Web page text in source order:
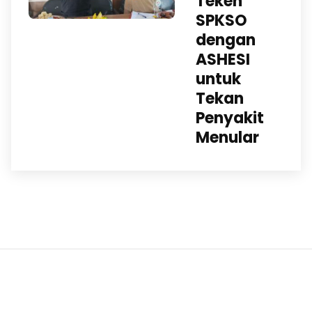
SPKSO
dengan
ASHESI
untuk
Tekan
Penyakit
Menular